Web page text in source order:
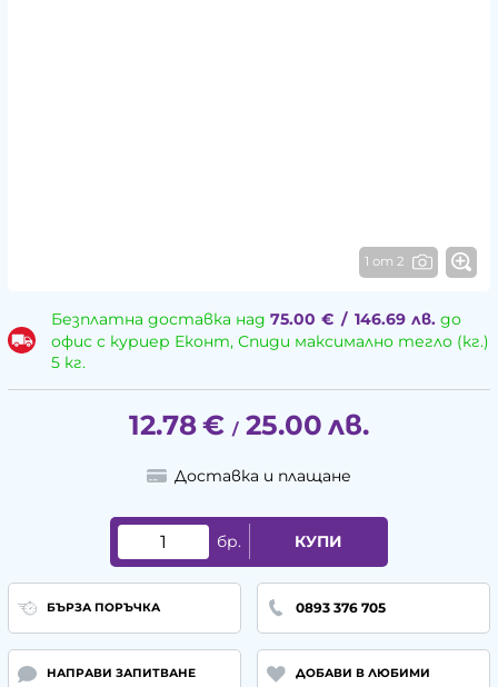
1 от 2
Безплатна доставка над 75.00 € / 146.69 лв.до
офис с куриер Еконт, Спиди максимално тегло (кг.)
5 кг.
12.78€ / 25.00 лв.
Доставка и плащане
бр. КУПИ
БЪРЗА ПОРЪЧКА 0893 376 705
НАПРАВИ ЗАПИТВАНЕ ДОБАВИ В ЛЮБИМИ